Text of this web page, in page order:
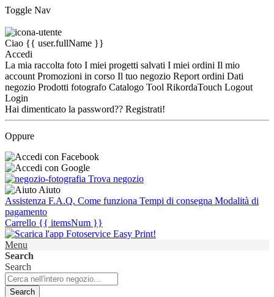
Toggle Nav
Ciao {{ user.fullName }}
Accedi
La mia raccolta foto I miei progetti salvati I miei ordini Il mio
account Promozioni in corso Il tuo negozio Report ordini Dati
negozio Prodotti fotografo Catalogo Tool RikordaTouch Logout
Login
Hai dimenticato la password?? Registrati!
Oppure
Trova negozio
Aiuto
Assistenza F.A.Q. Come funziona Tempi di consegna Modalità di
pagamento
Carrello {{ itemsNum }}
Menu
Search
Search
Search